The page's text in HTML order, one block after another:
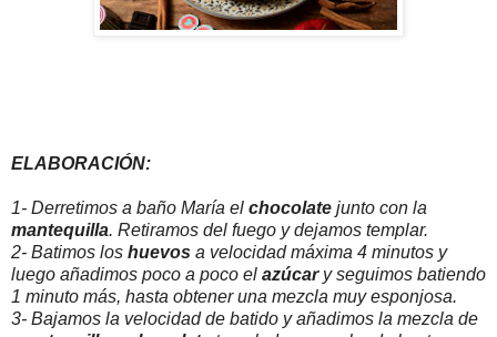
ELABORACIÓN:
1- Derretimos a baño María el chocolate junto con la
mantequilla. Retiramos del fuego y dejamos templar.
2- Batimos los huevos a velocidad máxima 4 minutos y
luego añadimos poco a poco el azúcary seguimos batiendo
1 minuto más, hasta obtener una mezcla muy esponjosa.
3- Bajamos la velocidad de batido y añadimos la mezcla de